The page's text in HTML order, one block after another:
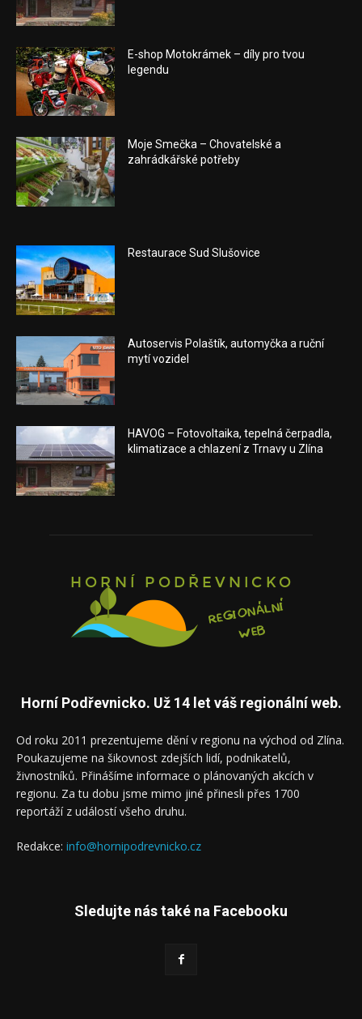
E-shop Motokrámek – díly pro tvou
legendu
Moje Smečka – Chovatelské a
zahrádkářské potřeby
Restaurace Sud Slušovice
Autoservis Polaštík, automyčka a ruční
mytí vozidel
HAVOG – Fotovoltaika, tepelná čerpadla,
klimatizace a chlazení z Trnavy u Zlína
Horní Podřevnicko. Už 14 let váš regionální web.
Od roku 2011 prezentujeme dění v regionu na východ od Zlína.
Poukazujeme na šikovnost zdejších lidí, podnikatelů,
živnostníků. Přinášíme informace o plánovaných akcích v
regionu. Za tu dobu jsme mimo jiné přinesli přes 1700
reportáží z událostí všeho druhu.
Redakce: info@hornipodrevnicko.cz
Sledujte nás také na Facebooku